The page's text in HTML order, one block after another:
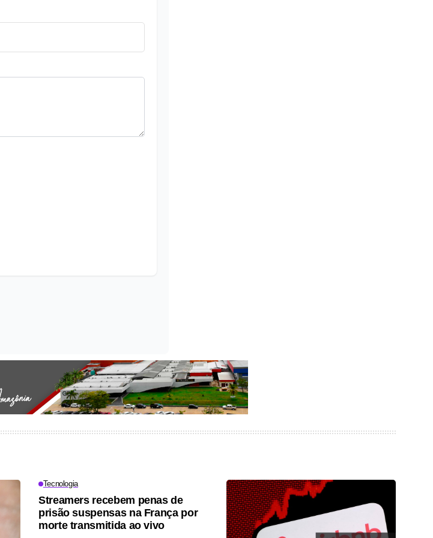
Tecnologia
Streamers recebem penas de
prisão suspensas na França por
morte transmitida ao vivo